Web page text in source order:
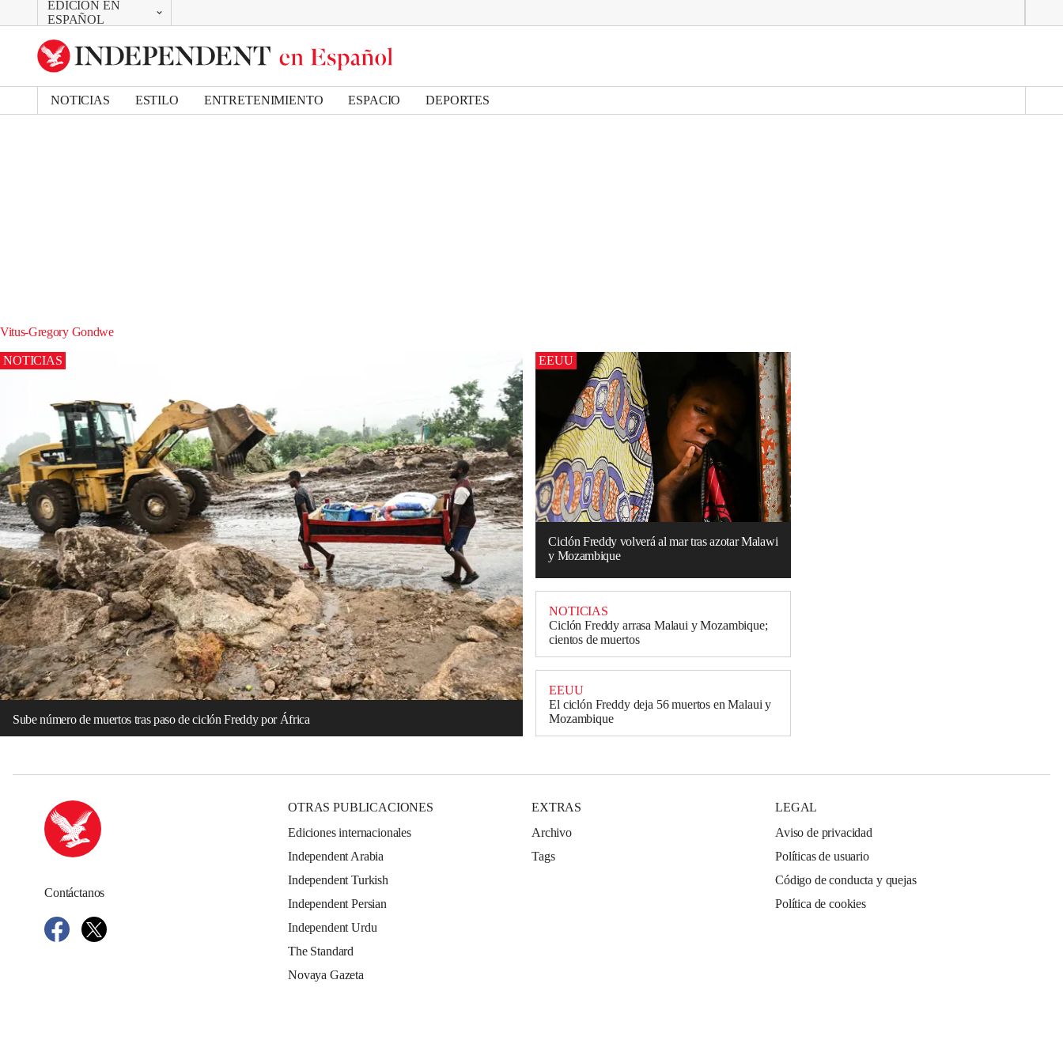
EDICIÓN EN
ESPAÑOL
CAMBIAR
UK Edition
US Edition
NOTICIAS ESTILO ENTRETENIMIENTO ESPACIO DEPORTES
Vitus-Gregory Gondwe
NOTICIAS
Sube número de muertos tras paso de ciclón Freddy por África
EEUU
Ciclón Freddy volverá al mar tras azotar Malawi
y Mozambique
NOTICIAS
Ciclón Freddy arrasa Malaui y Mozambique;
cientos de muertos
EEUU
El ciclón Freddy deja 56 muertos en Malaui y
Mozambique
Contáctanos
OTRAS PUBLICACIONES
Ediciones internacionales
Independent Arabia
Independent Turkish
Independent Persian
Independent Urdu
The Standard
Novaya Gazeta
EXTRAS
Archivo
Tags
LEGAL
Aviso de privacidad
Políticas de usuario
Código de conducta y quejas
Política de cookies